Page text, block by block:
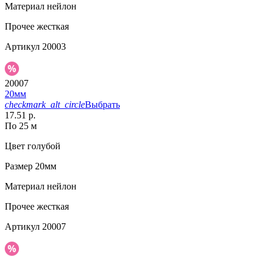
Материал нейлон
Прочее жесткая
Артикул 20003
20007
20мм
checkmark_alt_circleВыбрать
17.51 р.
По 25 м
Цвет голубой
Размер 20мм
Материал нейлон
Прочее жесткая
Артикул 20007